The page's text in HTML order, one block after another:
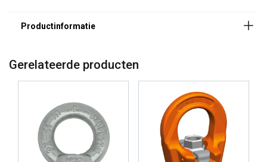
Veiligheidsfactor:
Gerelateerde producten